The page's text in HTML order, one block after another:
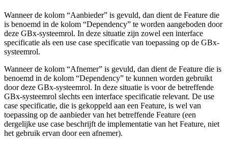
Wanneer de kolom “Aanbieder” is gevuld, dan dient de Feature die
is benoemd in de kolom “Dependency” te worden aangeboden door
deze GBx-systeemrol. In deze situatie zijn zowel een interface
specificatie als een use case specificatie van toepassing op de GBx-
systeemrol.
Wanneer de kolom “Afnemer” is gevuld, dan dient de Feature die is
benoemd in de kolom “Dependency” te kunnen worden gebruikt
door deze GBx-systeemrol. In deze situatie is voor de betreffende
GBx-systeemrol slechts een interface specificatie relevant. De use
case specificatie, die is gekoppeld aan een Feature, is wel van
toepassing op de aanbieder van het betreffende Feature (een
dergelijke use case beschrijft de implementatie van het Feature, niet
het gebruik ervan door een afnemer).